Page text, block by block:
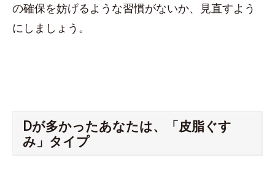
の確保を妨げるような習慣がないか、見直すよう
にしましょう。
Dが多かったあなたは、「皮脂ぐす
み」タイプ